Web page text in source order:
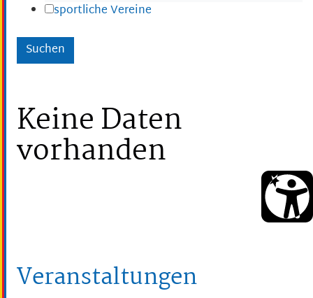
sportliche Vereine
Keine Daten
vorhanden
Veranstaltungen